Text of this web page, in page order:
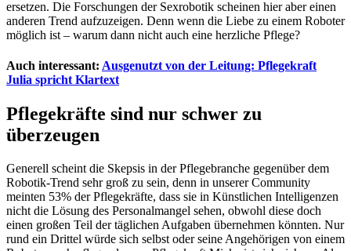
ersetzen. Die Forschungen der Sexrobotik scheinen hier aber einen
anderen Trend aufzuzeigen. Denn wenn die Liebe zu einem Roboter
möglich ist – warum dann nicht auch eine herzliche Pflege?
Auch interessant: Ausgenutzt von der Leitung: Pflegekraft
Julia spricht Klartext
Pflegekräfte sind nur schwer zu
überzeugen
Generell scheint die Skepsis in der Pflegebranche gegenüber dem
Robotik-Trend sehr groß zu sein, denn in unserer Community
meinten 53% der Pflegekräfte, dass sie in Künstlichen Intelligenzen
nicht die Lösung des Personalmangel sehen, obwohl diese doch
einen großen Teil der täglichen Aufgaben übernehmen könnten. Nur
rund ein Drittel würde sich selbst oder seine Angehörigen von einem